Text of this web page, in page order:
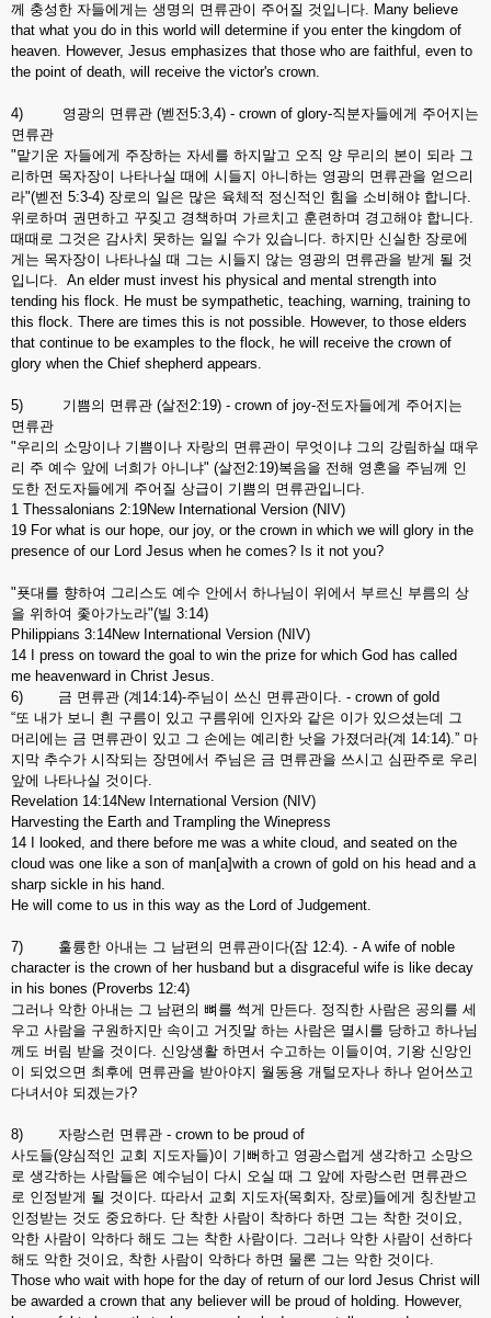
께 충성한 자들에게는 생명의 면류관이 주어질 것입니다. Many believe
that what you do in this world will determine if you enter the kingdom of
heaven. However, Jesus emphasizes that those who are faithful, even to
the point of death, will receive the victor's crown.
4) 영광의 면류관 (벧전5:3,4) - crown of glory-직분자들에게 주어지는
면류관
"맡기운 자들에게 주장하는 자세를 하지말고 오직 양 무리의 본이 되라 그
리하면 목자장이 나타나실 때에 시들지 아니하는 영광의 면류관을 얻으리
라"(벧전 5:3-4) 장로의 일은 많은 육체적 정신적인 힘을 소비해야 합니다.
위로하며 권면하고 꾸짖고 경책하며 가르치고 훈련하며 경고해야 합니다.
때때로 그것은 감사치 못하는 일일 수가 있습니다. 하지만 신실한 장로에
게는 목자장이 나타나실 때 그는 시들지 않는 영광의 면류관을 받게 될 것
입니다. An elder must invest his physical and mental strength into
tending his flock. He must be sympathetic, teaching, warning, training to
this flock. There are times this is not possible. However, to those elders
that continue to be examples to the flock, he will receive the crown of
glory when the Chief shepherd appears.
5) 기쁨의 면류관 (살전2:19) - crown of joy-전도자들에게 주어지는
면류관
"우리의 소망이나 기쁨이나 자랑의 면류관이 무엇이냐 그의 강림하실 때우
리 주 예수 앞에 너희가 아니냐" (살전2:19)복음을 전해 영혼을 주님께 인
도한 전도자들에게 주어질 상급이 기쁨의 면류관입니다.
1 Thessalonians 2:19New International Version (NIV)
19 For what is our hope, our joy, or the crown in which we will glory in the
presence of our Lord Jesus when he comes? Is it not you?
"푯대를 향하여 그리스도 예수 안에서 하나님이 위에서 부르신 부름의 상
을 위하여 좇아가노라"(빌 3:14)
Philippians 3:14New International Version (NIV)
14 I press on toward the goal to win the prize for which God has called
me heavenward in Christ Jesus.
6) 금 면류관 (계14:14)-주님이 쓰신 면류관이다. - crown of gold
“또 내가 보니 흰 구름이 있고 구름위에 인자와 같은 이가 있으셨는데 그
머리에는 금 면류관이 있고 그 손에는 예리한 낫을 가졌더라(계 14:14).” 마
지막 추수가 시작되는 장면에서 주님은 금 면류관을 쓰시고 심판주로 우리
앞에 나타나실 것이다.
Revelation 14:14New International Version (NIV)
Harvesting the Earth and Trampling the Winepress
14 I looked, and there before me was a white cloud, and seated on the
cloud was one like a son of man[a]with a crown of gold on his head and a
sharp sickle in his hand.
He will come to us in this way as the Lord of Judgement.
7) 훌륭한 아내는 그 남편의 면류관이다(잠 12:4). - A wife of noble
character is the crown of her husband but a disgraceful wife is like decay
in his bones (Proverbs 12:4)
그러나 악한 아내는 그 남편의 뼈를 썩게 만든다. 정직한 사람은 공의를 세
우고 사람을 구원하지만 속이고 거짓말 하는 사람은 멸시를 당하고 하나님
께도 버림 받을 것이다. 신앙생활 하면서 수고하는 이들이여, 기왕 신앙인
이 되었으면 최후에 면류관을 받아야지 월동용 개털모자나 하나 얻어쓰고
다녀서야 되겠는가?
8) 자랑스런 면류관 - crown to be proud of
사도들(양심적인 교회 지도자들)이 기뻐하고 영광스럽게 생각하고 소망으
로 생각하는 사람들은 예수님이 다시 오실 때 그 앞에 자랑스런 면류관으
로 인정받게 될 것이다. 따라서 교회 지도자(목회자, 장로)들에게 칭찬받고
인정받는 것도 중요하다. 단 착한 사람이 착하다 하면 그는 착한 것이요,
악한 사람이 악하다 해도 그는 착한 사람이다. 그러나 악한 사람이 선하다
해도 악한 것이요, 착한 사람이 악하다 하면 물론 그는 악한 것이다.
Those who wait with hope for the day of return of our lord Jesus Christ will
be awarded a crown that any believer will be proud of holding. However,